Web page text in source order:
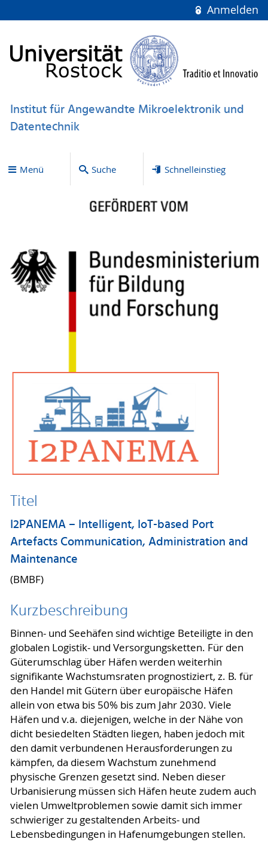
Anmelden
Institut für Angewandte Mikroelektronik und
Datentechnik
Menü Suche Schnelleinstieg
Titel
I2PANEMA – Intelligent, IoT-based Port
Artefacts Communication, Administration and
Maintenance
(BMBF)
Kurzbeschreibung
Binnen- und Seehäfen sind wichtige Beteiligte in den
globalen Logistik- und Versorgungsketten. Für den
Güterumschlag über Häfen werden weiterhin
signifikante Wachstumsraten prognostiziert, z. B. für
den Handel mit Gütern über europäische Häfen
allein von etwa bis 50% bis zum Jahr 2030. Viele
Häfen und v.a. diejenigen, welche in der Nähe von
dicht besiedelten Städten liegen, haben jedoch mit
den damit verbundenen Herausforderungen zu
kämpfen, da diesem Wachstum zunehmend
physische Grenzen gesetzt sind. Neben dieser
Urbanisierung müssen sich Häfen heute zudem auch
vielen Umweltproblemen sowie damit sich immer
schwieriger zu gestaltenden Arbeits- und
Lebensbedingungen in Hafenumgebungen stellen.